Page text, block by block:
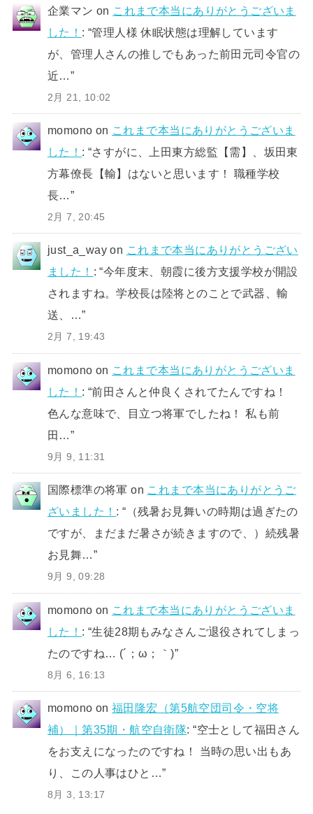
企業マン on これまで本当にありがとうございま
した！ : “管理人様 休眠状態は理解しています
が、管理人さんの推しでもあった前田元司令官の
近… ”
2月 21, 10:02
momono on これまで本当にありがとうございま
した！ : “さすがに、上田東方総監【需】、坂田東
方幕僚長【輸】はないと思います！ 職種学校
長…”
2月 7, 20:45
just_a_way on これまで本当にありがとうござい
ました！ : “今年度末、朝霞に後方支援学校が開設
されますね。学校長は陸将とのことで武器、輸
送、…”
2月 7, 19:43
momono on これまで本当にありがとうございま
した！ : “前田さんと仲良くされてたんですね！
色んな意味で、目立つ将軍でしたね！ 私も前
田…”
9月 9, 11:31
国際標準の将軍 on これまで本当にありがとうご
ざいました！ : “ （残暑お見舞いの時期は過ぎたの
ですが、まだまだ暑さが続きますので、）続残暑
お見舞…”
9月 9, 09:28
momono on これまで本当にありがとうございま
した！ : “生徒28期もみなさんご退役されてしまっ
たのですね… (´；ω；｀)”
8月 6, 16:13
momono on福田隆宏（第5航空団司令・空将
補）｜第35期・航空自衛隊: “空士として福田さん
をお支えになったのですね！ 当時の思い出もあ
り、この人事はひと…”
8月 3, 13:17